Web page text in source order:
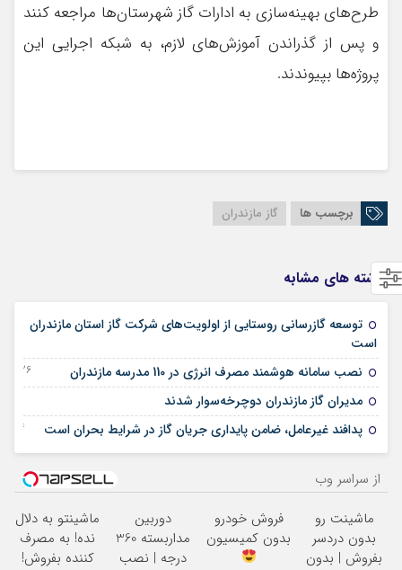
طرح‌های بهینه‌سازی به ادارات گاز شهرستان‌ها مراجعه کنند
و پس از گذراندن آموزش‌های لازم، به شبکه اجرایی این
پروژه‌ها بپیوندند.
برچسب ها گاز مازندران
نوشته های مشابه
توسعه گازرسانی روستایی از اولویت‌های شرکت گاز استان مازندران
است
نصب سامانه هوشمند مصرف انرژی در 110 مدرسه مازندران 26 دسامبر 2025
مدیران گاز مازندران دوچرخه‌سوار شدند
پدافند غیرعامل، ضامن پایداری جریان گاز در شرایط بحران است 04 نوامبر 2025
از سراسر وب
ماشینت رو
بدون دردسر
بفروش | بدون
فروش خودرو
بدون کمیسیون
دوربین
مداربسته 360
درجه | نصب
ماشینتو به دلال
نده! به مصرف
کننده بفروش!